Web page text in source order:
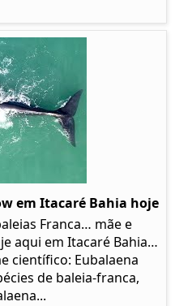
em Itacaré Bahia hoje
Franca… mãe e
aqui em Itacaré Bahia…
científico: Eubalaena
de baleia-franca,